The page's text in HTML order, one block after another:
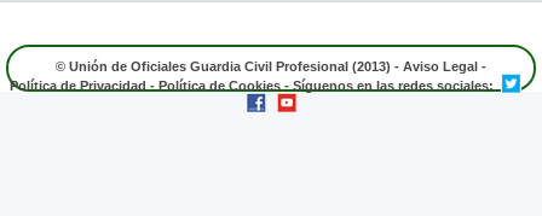
© Unión de Oficiales Guardia Civil Profesional (2013) - Aviso Legal -
Política de Privacidad - Política de Cookies - Síguenos en las redes sociales: